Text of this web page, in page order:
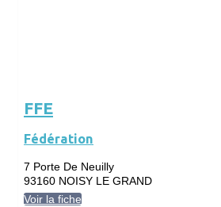
FFE
Fédération
7 Porte De Neuilly
93160 NOISY LE GRAND
Voir la fiche